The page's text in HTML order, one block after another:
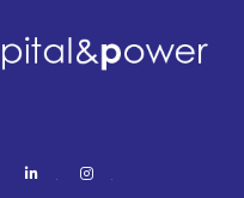
youtube linkedin